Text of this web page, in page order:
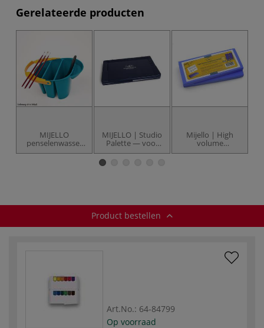
Gerelateerde producten
MIJELLO
penselenwasser
Water Bucket
MIJELLO | Studio
Palette — voor
aquarelverf
Mijello | High
volume
absorberende
Product bestellen
Art.No.: 64-84799
Op voorraad